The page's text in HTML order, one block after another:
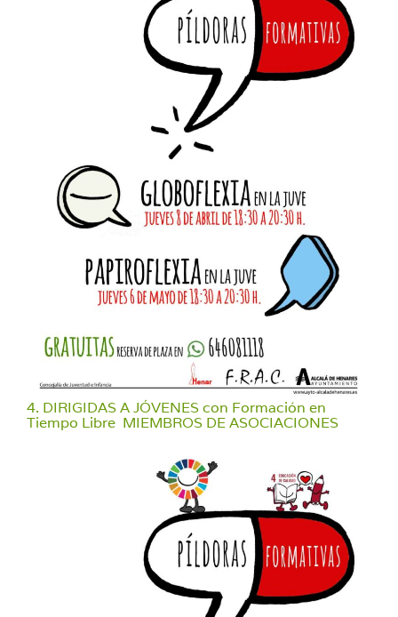
4. DIRIGIDAS A JÓVENES con Formación en
Tiempo Libre MIEMBROS DE ASOCIACIONES